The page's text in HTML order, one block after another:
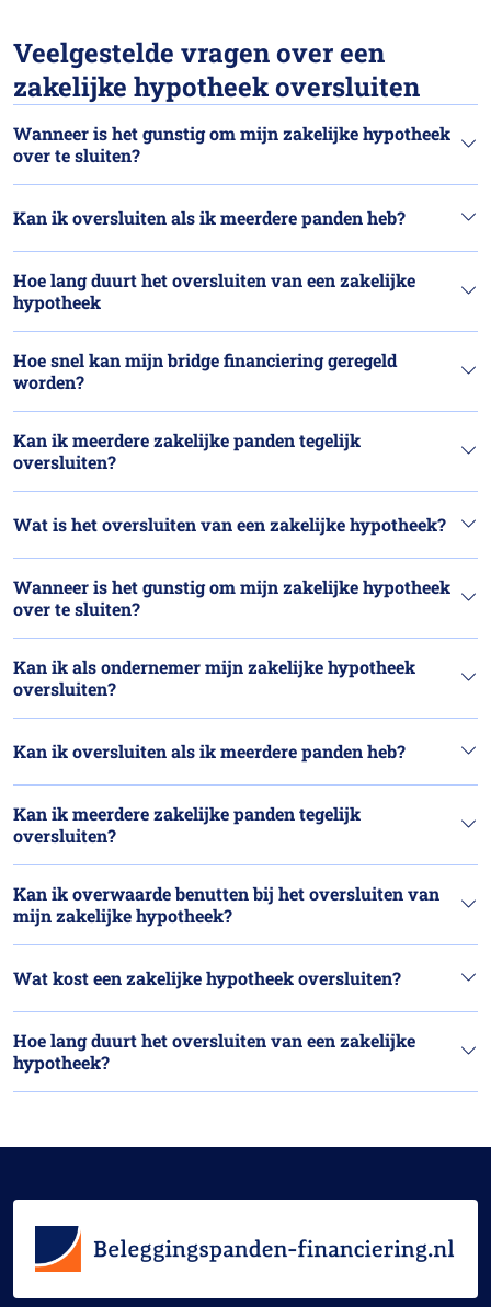
Veelgestelde vragen over een
zakelijke hypotheek oversluiten
Wanneer is het gunstig om mijn zakelijke hypotheek
over te sluiten?
Kan ik oversluiten als ik meerdere panden heb?
Hoe lang duurt het oversluiten van een zakelijke
hypotheek
Hoe snel kan mijn bridge financiering geregeld
worden?
Kan ik meerdere zakelijke panden tegelijk
oversluiten?
Wat is het oversluiten van een zakelijke hypotheek?
Wanneer is het gunstig om mijn zakelijke hypotheek
over te sluiten?
Kan ik als ondernemer mijn zakelijke hypotheek
oversluiten?
Kan ik oversluiten als ik meerdere panden heb?
Kan ik meerdere zakelijke panden tegelijk
oversluiten?
Kan ik overwaarde benutten bij het oversluiten van
mijn zakelijke hypotheek?
Wat kost een zakelijke hypotheek oversluiten?
Hoe lang duurt het oversluiten van een zakelijke
hypotheek?